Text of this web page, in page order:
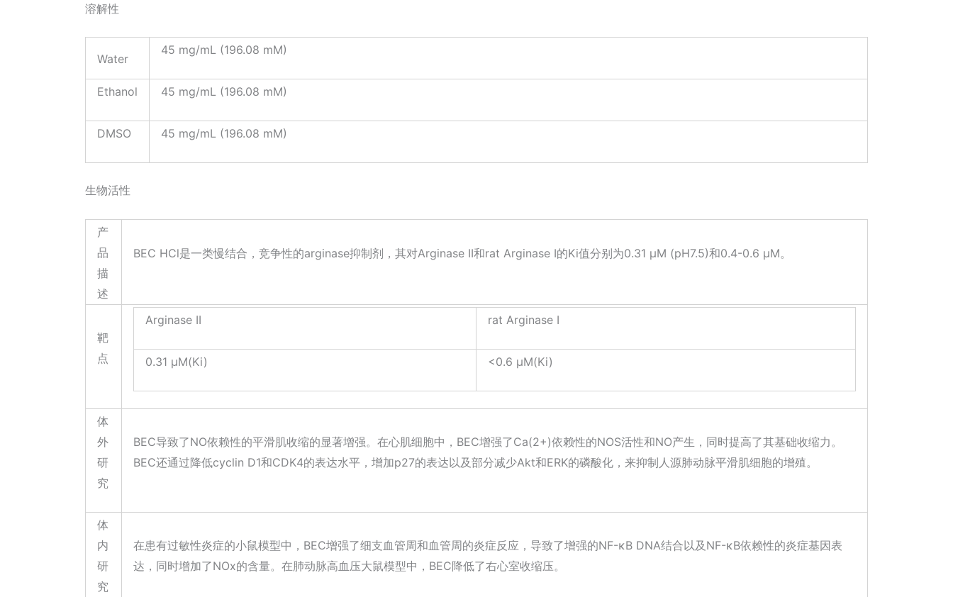
溶解性
Water
45 mg/mL (196.08 mM)
Ethanol 45 mg/mL (196.08 mM)
DMSO 45 mg/mL (196.08 mM)
生物活性
产
品
描
述
BEC HCl是一类慢结合，竞争性的arginase抑制剂，其对Arginase II和rat Arginase I的Ki值分别为0.31 μM (pH7.5)和0.4-0.6 μM。
靶
点
Arginase II rat Arginase I
0.31 μM(Ki) <0.6 μM(Ki)
体
外
研
究
BEC导致了NO依赖性的平滑肌收缩的显著增强。在心肌细胞中，BEC增强了Ca(2+)依赖性的NOS活性和NO产生，同时提高了其基础收缩力。
BEC还通过降低cyclin D1和CDK4的表达水平，增加p27的表达以及部分减少Akt和ERK的磷酸化，来抑制人源肺动脉平滑肌细胞的增殖。
体
内
研
究
在患有过敏性炎症的小鼠模型中，BEC增强了细支血管周和血管周的炎症反应，导致了增强的NF-κB DNA结合以及NF-κB依赖性的炎症基因表
达，同时增加了NOx的含量。在肺动脉高血压大鼠模型中，BEC降低了右心室收缩压。